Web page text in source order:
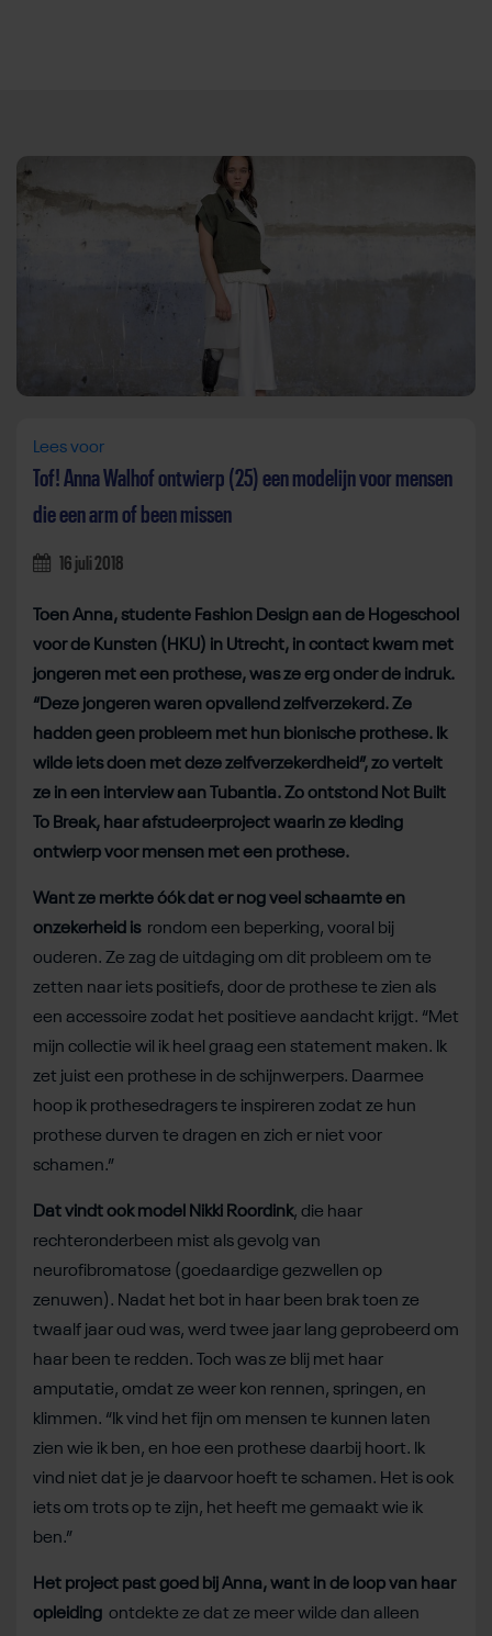
Direct door naar content
Lees voor
Tof! Anna Walhof ontwierp (25) een modelijn voor mensen
die een arm of been missen
16 juli 2018
Toen Anna, studente Fashion Design aan de Hogeschool
voor de Kunsten (HKU) in Utrecht, in contact kwam met
jongeren met een prothese, was ze erg onder de indruk.
“Deze jongeren waren opvallend zelfverzekerd. Ze
hadden geen probleem met hun bionische prothese. Ik
wilde iets doen met deze zelfverzekerdheid”, zo vertelt
ze in een interview aan Tubantia. Zo ontstond Not Built
To Break, haar afstudeerproject waarin ze kleding
ontwierp voor mensen met een prothese.
Want ze merkte óók dat er nog veel schaamte en
onzekerheid is rondom een beperking, vooral bij
ouderen. Ze zag de uitdaging om dit probleem om te
zetten naar iets positiefs, door de prothese te zien als
een accessoire zodat het positieve aandacht krijgt. “Met
mijn collectie wil ik heel graag een statement maken. Ik
zet juist een prothese in de schijnwerpers. Daarmee
hoop ik prothesedragers te inspireren zodat ze hun
prothese durven te dragen en zich er niet voor
schamen.”
Dat vindt ook model Nikki Roordink, die haar
rechteronderbeen mist als gevolg van
neurofibromatose (goedaardige gezwellen op
zenuwen). Nadat het bot in haar been brak toen ze
twaalf jaar oud was, werd twee jaar lang geprobeerd om
haar been te redden. Toch was ze blij met haar
amputatie, omdat ze weer kon rennen, springen, en
klimmen. “Ik vind het fijn om mensen te kunnen laten
zien wie ik ben, en hoe een prothese daarbij hoort. Ik
vind niet dat je je daarvoor hoeft te schamen. Het is ook
iets om trots op te zijn, het heeft me gemaakt wie ik
ben.”
Het project past goed bij Anna, want in de loop van haar
opleiding ontdekte ze dat ze meer wilde dan alleen